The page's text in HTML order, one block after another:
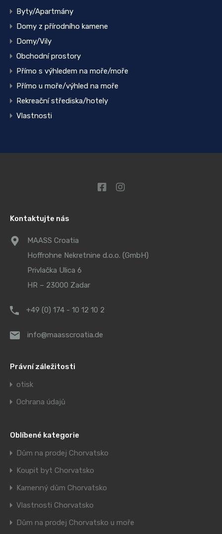
Byty/Apartmány
Domy z přírodního kamene
Domy/Vily
Obchodní prostory
Přímo s výhledem na moře/moře
Přímo u moře/výhled na moře
Rekreační střediska/hotely
Vlastnosti
Kontaktujte nás
MAASS Croatia
Hoffrohne Nekretnine d.o.o. (GmbH)
Privlačka Ulica 6
HR – 23000 Zadar
+49 (0) 174 - 10 12 10 2
info@maasscroatia.de
Právní záležitosti
otisk
Ochrana údajů
Oblíbené kategorie
Dům na prodej Chorvatsko
Koupit byt Chorvatsko
Kamenný dům Chorvatsko
Vlastnosti Chorvatsko
Dům na prodej Chorvatsko u moře